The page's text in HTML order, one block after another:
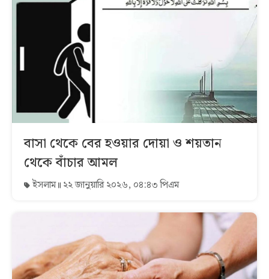
বাসা থেকে বের হওয়ার দোয়া ও শয়তান
থেকে বাঁচার আমল
ইসলাম ২২ জানুয়ারি ২০২৬, ০৪:৪৩ পিএম